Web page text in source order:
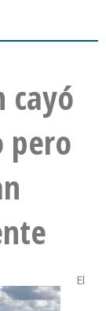
cayó
pero
El